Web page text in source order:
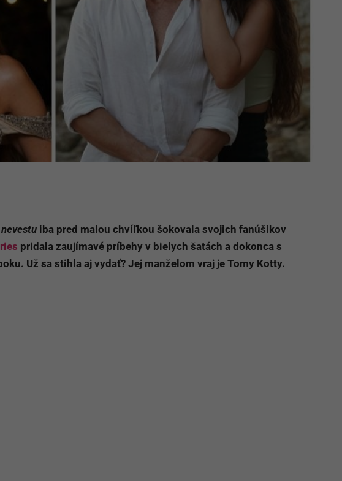
iba pred malou chvíľkou šokovala svojich fanúšikov
pridala zaujímavé príbehy v bielych šatách a dokonca s
Už sa stihla aj vydať? Jej manželom vraj je Tomy Kotty.